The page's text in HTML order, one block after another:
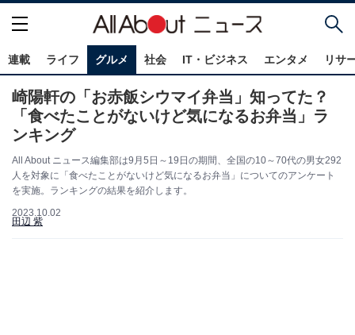
連載 ライフ グルメ 社会 IT・ビジネス エンタメ リサ
崎陽軒の「お赤飯シウマイ弁当」知ってた？
「食べたことがないけど気になるお弁当」ラ
ンキング
All About ニュース編集部は9月5日～19日の期間、全国の10～70代の男女292
人を対象に「食べたことがないけど気になるお弁当」についてのアンケート
を実施。ランキングの結果を紹介します。
2023.10.02
田辺 紫